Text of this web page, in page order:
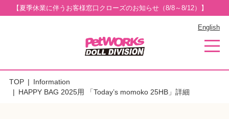
【夏季休業に伴うお客様窓口クローズのお知らせ（8/8～8/12）】
English
TOP
Information
HAPPY BAG 2025用 「Today’s momoko 25HB」詳細